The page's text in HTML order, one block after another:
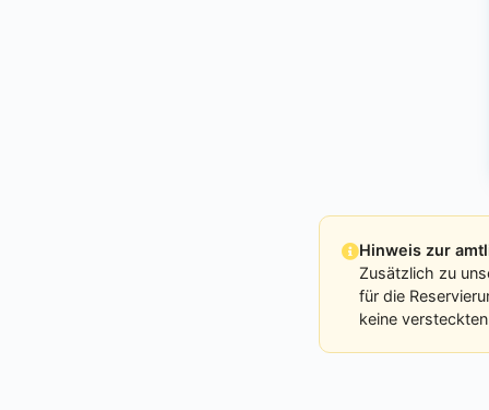
Hinweis zur
Zusätzlich zu
für die
keine